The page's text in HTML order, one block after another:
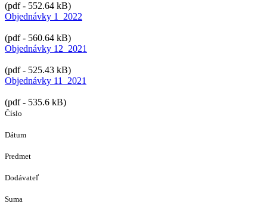
(pdf - 552.64 kB)
Objednávky 1_2022
(pdf - 560.64 kB)
Objednávky 12_2021
(pdf - 525.43 kB)
Objednávky 11_2021
(pdf - 535.6 kB)
Číslo
Dátum
Predmet
Dodávateľ
Suma